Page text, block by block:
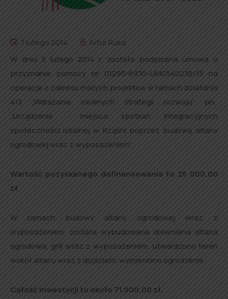
7 lutego 2014
Artur Ruka
W dniu 5 lutego 2014 r. została podpisana umowa o
przyznanie pomocy nr 01295-6930-UM0540238/13 na
operacje z zakresu małych projektów w ramach działania
413 „Wdrażanie lokalnych strategii rozwoju” pn.
„Urządzenie miejsca spotkań integracyjnych
społeczności lokalnej w Rząśni poprzez budowę altany
ogrodowej wraz z wyposażeniem”.
Wartość pozyskanego dofinansowania to 25 000,00
zł.
W ramach budowy altany ogrodowej wraz z
wyposażeniem została wybudowana drewniana altana
ogrodowa, grill wraz z wyposażeniem, utwardzono teren
wokół altany wraz z dojściem, wymieniono ogrodzenie.
Całość inwestycji to około 71.000,00 zł.